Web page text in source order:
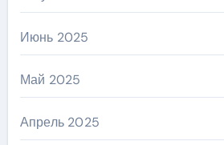
Июнь 2025
Май 2025
Апрель 2025